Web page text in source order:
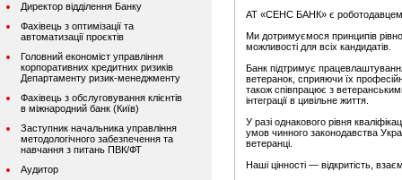
Директор відділення Банку
Фахівець з оптимізації та
автоматизації проєктів
Головний економіст управління
корпоративних кредитних ризиків
Департаменту ризик-менеджменту
Фахівець з обслуговування клієнтів
в міжнародний банк (Київ)
Заступник начальника управління
методологічного забезпечення та
навчання з питань ПВК/ФТ
Аудитор
АТ «СЕНС БАНК» є роботодавцем,
Ми дотримуємося принципів
можливості для всіх кандидатів.
Банк підтримує
ветеранок, сприяючи їх
також співпрацює з
інтеграції в цивільне життя.
У разі однакового рівня
умов чинного законодавства
ветеранці.
Наші цінності — відкритість,